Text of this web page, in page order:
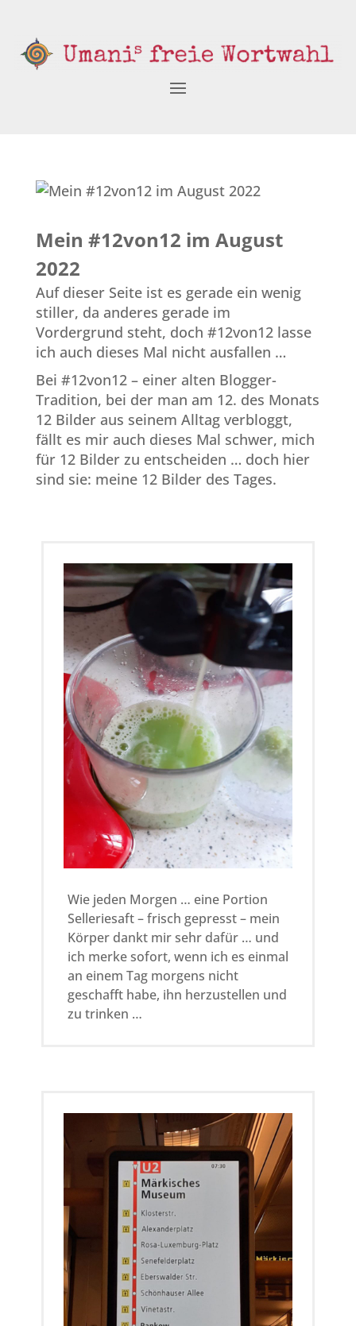
Mein #12von12 im August
2022
Auf dieser Seite ist es gerade ein wenig
stiller, da anderes gerade im
Vordergrund steht, doch #12von12 lasse
ich auch dieses Mal nicht ausfallen …
Bei #12von12 – einer alten Blogger-
Tradition, bei der man am 12. des Monats
12 Bilder aus seinem Alltag verbloggt,
fällt es mir auch dieses Mal schwer, mich
für 12 Bilder zu entscheiden … doch hier
sind sie: meine 12 Bilder des Tages.
Wie jeden Morgen … eine Portion
Selleriesaft – frisch gepresst – mein
Körper dankt mir sehr dafür … und
ich merke sofort, wenn ich es einmal
an einem Tag morgens nicht
geschafft habe, ihn herzustellen und
zu trinken …